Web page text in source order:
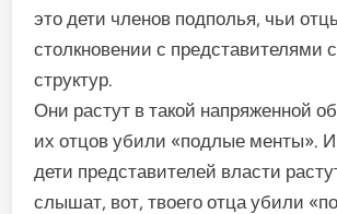
это дети членов подполья, чьи
столкновении с представителями
структур.
Они растут в такой напряженной
их отцов убили «подлые менты». И
дети представителей власти
слышат, вот, твоего отца убили